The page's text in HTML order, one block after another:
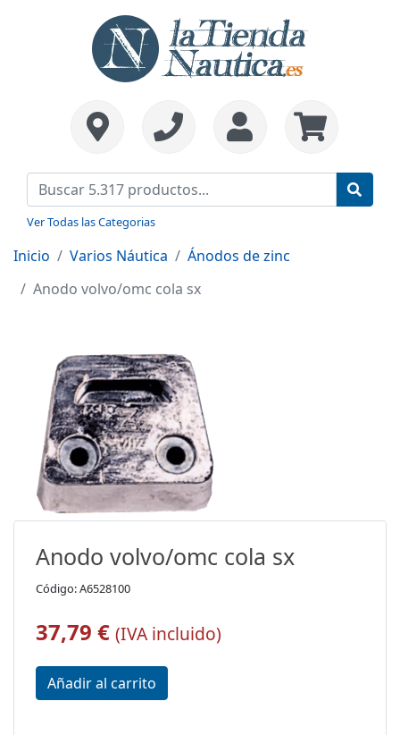
Ver Todas las Categorias
Inicio Varios Náutica
Ánodos de zinc
Anodo volvo/omc cola sx
Anodo volvo/omc cola sx
Código: A6528100
37,79 € (IVA incluido)